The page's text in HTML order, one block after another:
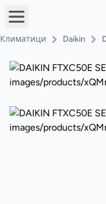
Климатици Daikin